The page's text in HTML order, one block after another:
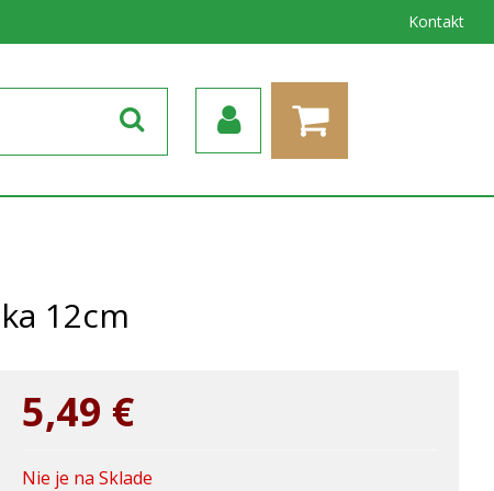
Kontakt
12cm
5,49 €
Nie je na Sklade